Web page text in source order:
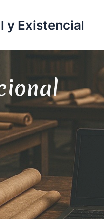
y Existencial